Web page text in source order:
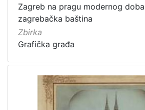
Zagreb na pragu modernog doba
zagrebačka baština
Zbirka
Grafička građa